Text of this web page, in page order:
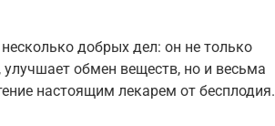
добрых дел: он не только
обмен веществ, но и весьма
настоящим лекарем от бесплодия.